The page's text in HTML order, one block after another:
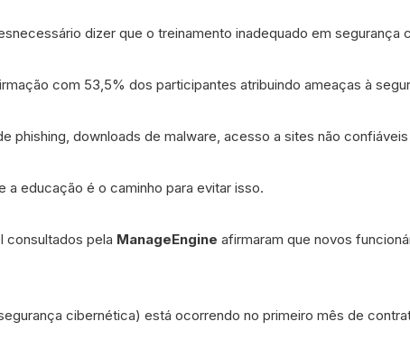
dizer que o treinamento inadequado em
com 53,5% dos participantes atribuindo ameaças à
phishing, downloads de malware, acesso a sites não
a educação é o caminho para evitar isso.
consultados pela ManageEngine afirmaram que novos
cibernética) está ocorrendo no primeiro mês de